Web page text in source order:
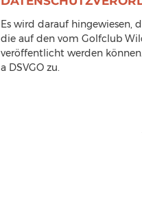
Es wird darauf hingewiesen,
die auf den vom Golfclub
veröffentlicht werden
a DSVGO zu.